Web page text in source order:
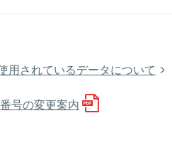
用されているデータについて
号の変更案内